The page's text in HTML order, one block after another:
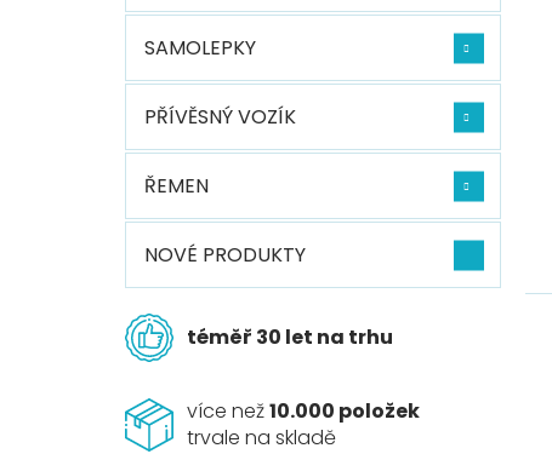
SAMOLEPKY
PŘÍVĚSNÝ VOZÍK
ŘEMEN
NOVÉ PRODUKTY
téměř 30 let na trhu
více než10.000 položek
trvale na skladě